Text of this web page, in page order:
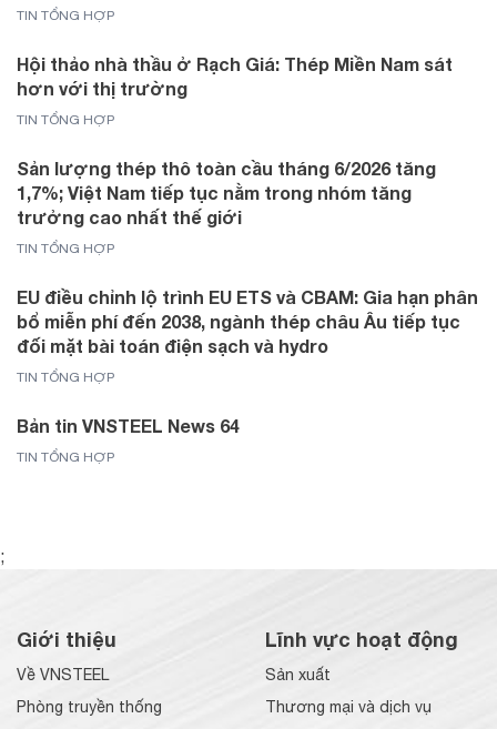
TIN TỔNG HỢP
Hội thảo nhà thầu ở Rạch Giá: Thép Miền Nam sát
hơn với thị trường
TIN TỔNG HỢP
Sản lượng thép thô toàn cầu tháng 6/2026 tăng
1,7%; Việt Nam tiếp tục nằm trong nhóm tăng
trưởng cao nhất thế giới
TIN TỔNG HỢP
EU điều chỉnh lộ trình EU ETS và CBAM: Gia hạn phân
bổ miễn phí đến 2038, ngành thép châu Âu tiếp tục
đối mặt bài toán điện sạch và hydro
TIN TỔNG HỢP
Bản tin VNSTEEL News 64
TIN TỔNG HỢP
;
Giới thiệu
Về VNSTEEL
Phòng truyền thống
Lĩnh vực hoạt động
Sản xuất
Thương mại và dịch vụ